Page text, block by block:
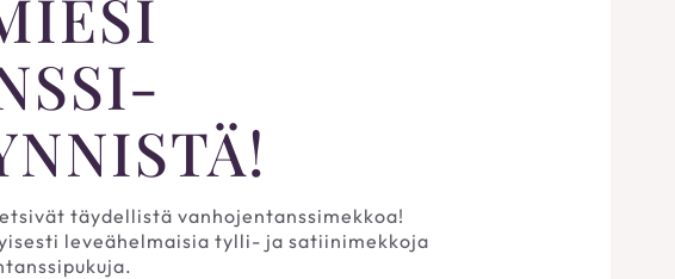
täydellistä vanhojentanssimekkoa!
leveähelmaisia tylli- ja satiinimekkoja